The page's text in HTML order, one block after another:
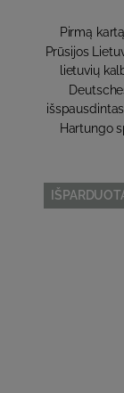
Pirmą
Prūsijos
lietuvių
Hartungo